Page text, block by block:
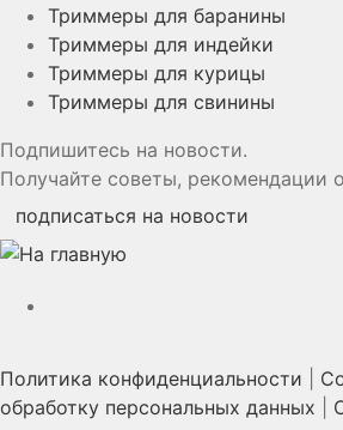
Триммеры для баранины
Триммеры для индейки
Триммеры для курицы
Триммеры для свинины
Подпишитесь на новости.
Получайте советы, рекомендации
подписаться на новости
Политика конфиденциальности
обработку персональных данных